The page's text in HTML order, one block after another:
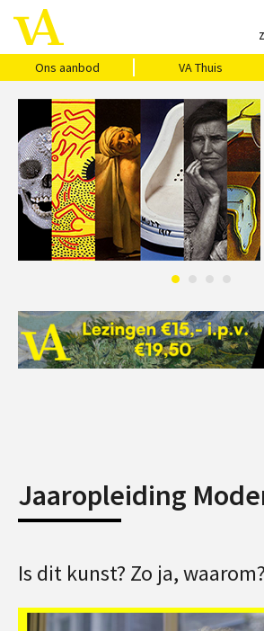
Ons aanbod VA Thuis
Home
Ons aanbod
Agenda
VAthuis
Over ons
Vragen?
Cadeaubon
Jaaropleiding
Is dit kunst? Zo ja, waarom?